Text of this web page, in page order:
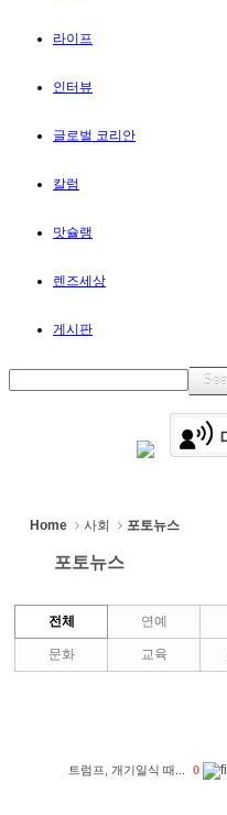
라이프
인터뷰
글로벌 코리안
칼럼
맛슐랭
렌즈세상
게시판
Home 사회 포토뉴스
포토뉴스
전체 연예
문화 교육
트럼프, 개기일식 때... 0